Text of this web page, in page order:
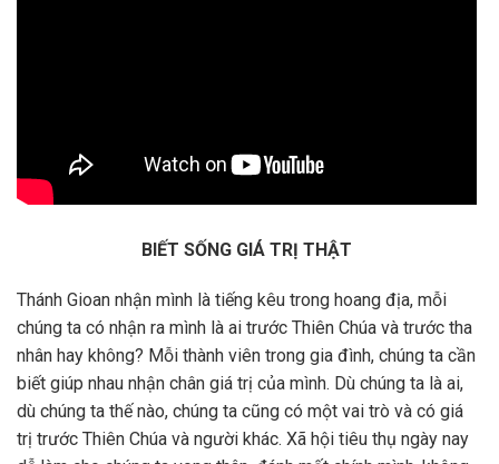
BIẾT SỐNG GIÁ TRỊ THẬT
Thánh Gioan nhận mình là tiếng kêu trong hoang địa, mỗi
chúng ta có nhận ra mình là ai trước Thiên Chúa và trước tha
nhân hay không? Mỗi thành viên trong gia đình, chúng ta cần
biết giúp nhau nhận chân giá trị của mình. Dù chúng ta là ai,
dù chúng ta thế nào, chúng ta cũng có một vai trò và có giá
trị trước Thiên Chúa và người khác. Xã hội tiêu thụ ngày nay